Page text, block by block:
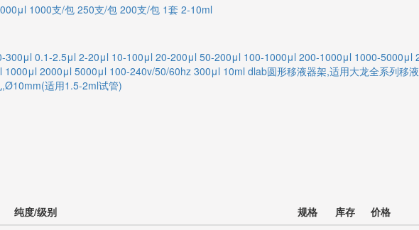
1000支/包 250支/包 200支/包 1套 2-10ml
300μl 0.1-2.5μl 2-20μl 10-100μl 20-200μl 50-200μl 100-1000μl 200-1000μl 1000-5000μl
1000μl 2000μl 5000μl 100-240v/50/60hz 300μl 10ml dlab圆形移液器架,适用大龙全系列移
适用1.5-2ml试管)
纯度/级别 规格 库存 价格